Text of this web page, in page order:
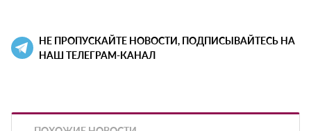
НЕ ПРОПУСКАЙТЕ НОВОСТИ, ПОДПИСЫВАЙТЕСЬ НА
НАШ ТЕЛЕГРАМ-КАНАЛ